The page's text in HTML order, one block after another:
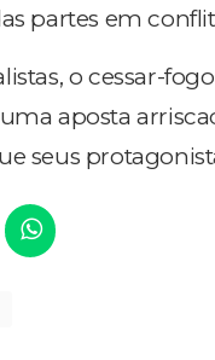
partes em
o cessar-
aposta
seus